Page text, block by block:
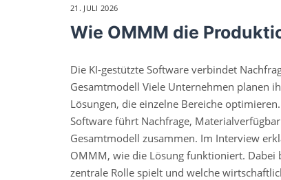
21. JULI 2026
Wie OMMM die
Die KI-gestützte Software verbindet
Gesamtmodell Viele Unternehmen planen
Lösungen, die einzelne Bereiche
Software führt Nachfrage,
Gesamtmodell zusammen. Im Interview
OMMM, wie die Lösung funktioniert. Dabei
zentrale Rolle spielt und welche